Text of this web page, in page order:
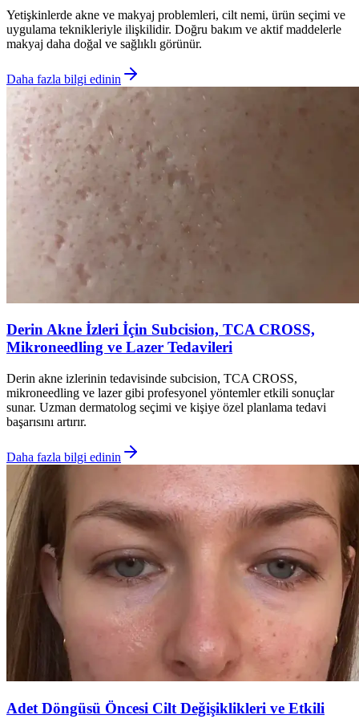
Yetişkinlerde akne ve makyaj problemleri, cilt nemi, ürün seçimi ve
uygulama teknikleriyle ilişkilidir. Doğru bakım ve aktif maddelerle
makyaj daha doğal ve sağlıklı görünür.
Daha fazla bilgi edinin
Derin Akne İzleri İçin Subcision, TCA CROSS,
Mikroneedling ve Lazer Tedavileri
Derin akne izlerinin tedavisinde subcision, TCA CROSS,
mikroneedling ve lazer gibi profesyonel yöntemler etkili sonuçlar
sunar. Uzman dermatolog seçimi ve kişiye özel planlama tedavi
başarısını artırır.
Daha fazla bilgi edinin
Adet Döngüsü Öncesi Cilt Değişiklikleri ve Etkili